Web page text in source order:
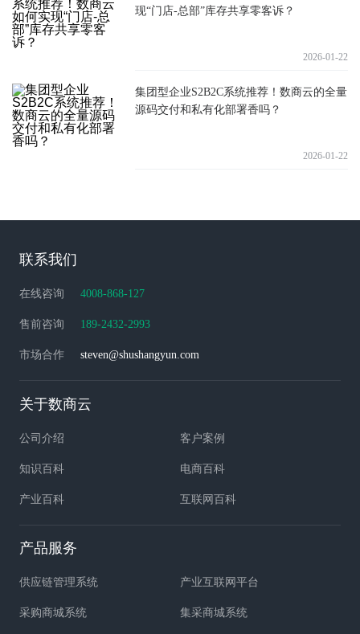
现“门店-总部”库存共享零客诉？
2026-01-22
集团型企业S2B2C系统推荐！数商云的全量
源码交付和私有化部署香吗？
2026-01-22
联系我们
在线咨询 4008-868-127
售前咨询 189-2432-2993
市场合作 steven@shushangyun.com
关于数商云
公司介绍 客户案例
知识百科 电商百科
产业百科 互联网百科
产品服务
供应链管理系统 产业互联网平台
采购商城系统 集采商城系统